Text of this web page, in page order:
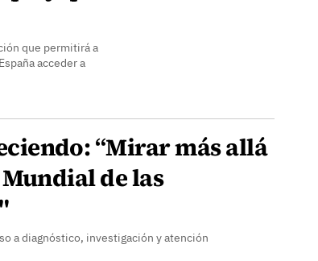
que permitirá a
acceder a
“Mirar más allá
de las
a diagnóstico, investigación y atención